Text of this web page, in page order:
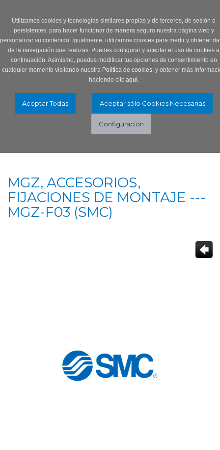
Utilizamos cookies y tecnologías similares propias y de terceros, de sesión o
persistentes, para hacer funcionar de manera segura nuestra página web y
personalizar su contenido. Igualmente, utilizamos cookies para medir y obtener
de la navegación que realizas. Puedes configurar y aceptar el uso de cookies a
continuación. Asimismo, puedes modificar tus opciones de consentimiento en
cualquier momento visitando nuestra Política de cookies.y obtener más
haciendo clic aquí.
MGZ, ACCESORIOS,
FIJACIONES DE MONTAJE ---
MGZ-F03 (SMC)